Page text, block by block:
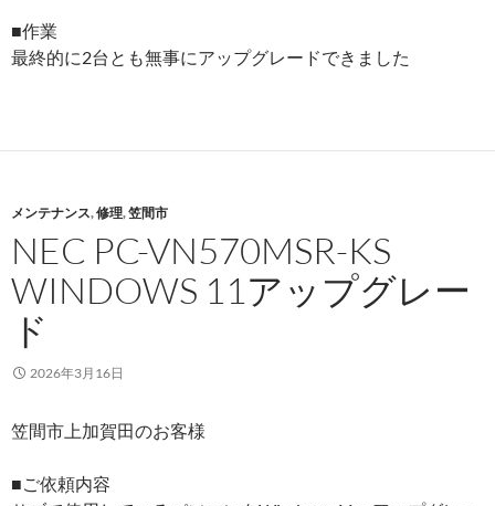
■作業
最終的に2台とも無事にアップグレードできました
メンテナンス,修理,笠間市
NEC PC-VN570MSR-KS
WINDOWS 11アップグレー
ド
2026年3月16日
笠間市上加賀田のお客様
■ご依頼内容